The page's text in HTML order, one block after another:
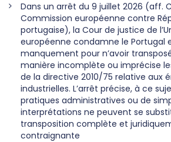
Dans un arrêt du 9 juillet 2026 (aff.
Commission européenne contre
portugaise), la Cour de justice de
européenne condamne le Portugal
manquement pour n’avoir
manière incomplète ou imprécise
de la directive 2010/75 relative aux
industrielles. L’arrêt précise, à ce
pratiques administratives ou de
interprétations ne peuvent se
transposition complète et
contraignante